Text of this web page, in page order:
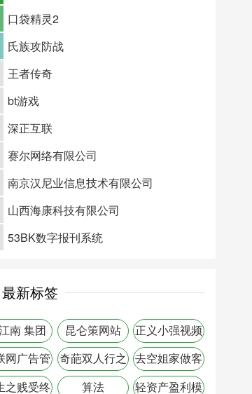
口袋精灵2
氏族攻防战
王者传奇
bt游戏
深正互联
赛尔网络有限公司
南京汉尼业信息技术有限公司
山西海康科技有限公司
53BK数字报刊系统
最新标签
南 集团 昆仑策网站
正义小强视频
是真的吗
网广告管
理
奇葩双人行之
战杭州
去空姐家做客
发现肉丝
之贱受终
算法
轻资产盈利模